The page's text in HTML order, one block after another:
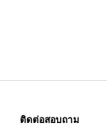
ติดต่อสอบถาม